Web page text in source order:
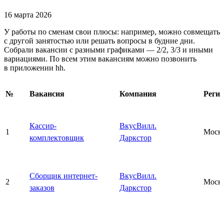
16 марта 2026
У работы по сменам свои плюсы: например, можно совмещать
с другой занятостью или решать вопросы в будние дни.
Собрали вакансии с разными графиками — 2/2, 3/3 и иными
вариациями. По всем этим вакансиям можно позвонить
в приложении hh.
№ Вакансия Компания
1
Кассир-
комплектовщик
ВкусВилл.
Даркстор
2
Сборщик интернет-
заказов
ВкусВилл.
Даркстор